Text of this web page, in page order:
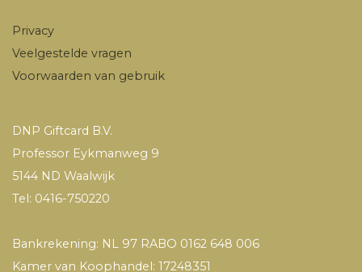
Privacy
Veelgestelde vragen
Voorwaarden van gebruik
DNP Giftcard B.V.
Professor Eykmanweg 9
5144 ND Waalwijk
Tel: 0416-750220
Bankrekening: NL 97 RABO 0162 648 006
Kamer van Koophandel: 17248351